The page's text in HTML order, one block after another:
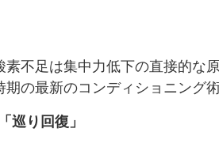
不足は集中力低下の直接的な
の最新のコンディショニング
巡り回復」